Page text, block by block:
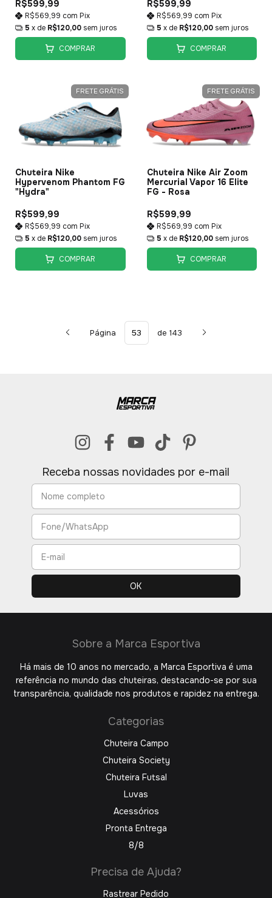
R$599,99
R$569,99 com Pix
5 x de R$120,00 sem juros
COMPRAR
R$599,99
R$569,99 com Pix
5 x de R$120,00 sem juros
COMPRAR
FRETE GRÁTIS
Chuteira Nike
Hypervenom Phantom FG
"Hydra"
R$599,99
R$569,99 com Pix
5 x de R$120,00 sem juros
COMPRAR
FRETE GRÁTIS
Chuteira Nike Air Zoom
Mercurial Vapor 16 Elite
FG - Rosa
R$599,99
R$569,99 com Pix
5 x de R$120,00 sem juros
COMPRAR
Página de 143
Receba nossas novidades por e-mail
Sobre a Marca Esportiva
Há mais de 10 anos no mercado, a Marca Esportiva é uma
referência no mundo das chuteiras, destacando-se por sua
transparência, qualidade nos produtos e rapidez na entrega.
Categorias
Chuteira Campo
Chuteira Society
Chuteira Futsal
Luvas
Acessórios
Pronta Entrega
8/8
Precisa de Ajuda?
Rastrear Pedido